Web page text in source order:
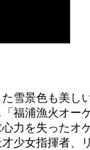
雪景色も美しい
福浦漁火オ
力を失ったオ
少女指揮者、